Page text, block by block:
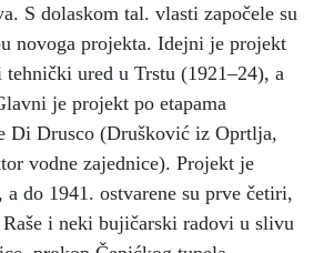
S dolaskom tal. vlasti započele su
novoga projekta. Idejni je projekt
ured u Trstu (1921–24), a
je projekt po etapama
Di Drusco (Drušković iz Oprtlja,
vodne zajednice). Projekt je
a do 1941. ostvarene su prve četiri,
i neki bujičarski radovi u slivu